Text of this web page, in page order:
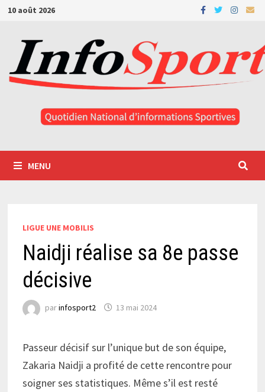
Passer
contenu
10 août 2026
MENU
LIGUE UNE MOBILIS
Naidji réalise sa 8e passe
décisive
parinfosport2 13 mai 2024
Passeur décisif sur l’unique but de son équipe,
Zakaria Naidji a profité de cette rencontre pour
soigner ses statistiques. Même s’il est resté